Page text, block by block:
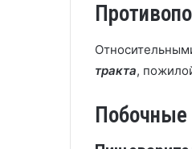
тракта,
Побочные